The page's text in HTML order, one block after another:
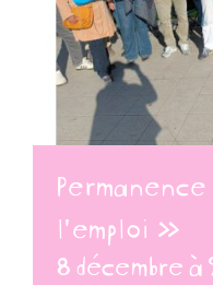
l’emploi »
8 décembre